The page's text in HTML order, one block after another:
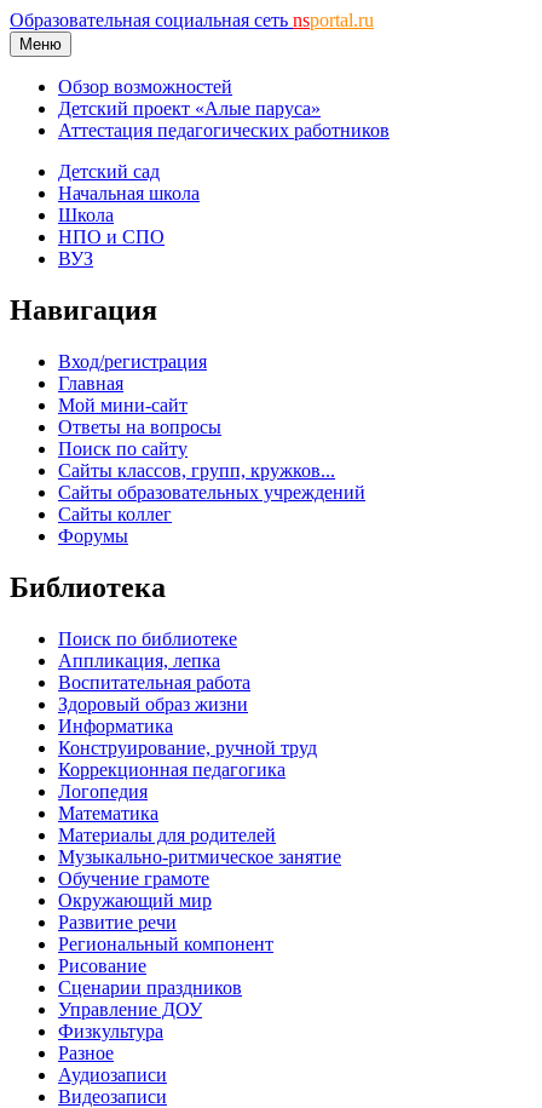
Образовательная социальная сеть nsportal.ru
Меню
Обзор возможностей
Детский проект «Алые паруса»
Аттестация педагогических работников
Детский сад
Начальная школа
Школа
НПО и СПО
ВУЗ
Навигация
Вход/регистрация
Главная
Мой мини-сайт
Ответы на вопросы
Поиск по сайту
Сайты классов, групп, кружков...
Сайты образовательных учреждений
Сайты коллег
Форумы
Библиотека
Поиск по библиотеке
Аппликация, лепка
Воспитательная работа
Здоровый образ жизни
Информатика
Конструирование, ручной труд
Коррекционная педагогика
Логопедия
Математика
Материалы для родителей
Музыкально-ритмическое занятие
Обучение грамоте
Окружающий мир
Развитие речи
Региональный компонент
Рисование
Сценарии праздников
Управление ДОУ
Физкультура
Разное
Аудиозаписи
Видеозаписи